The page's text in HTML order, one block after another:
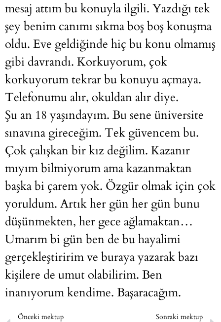
mesaj attım bu konuyla ilgili. Yazdığı tek
şey benim canımı sıkma boş boş konuşma
oldu. Eve geldiğinde hiç bu konu olmamış
gibi davrandı. Korkuyorum, çok
korkuyorum tekrar bu konuyu açmaya.
Telefonumu alır, okuldan alır diye.
Şu an 18 yaşındayım. Bu sene üniversite
sınavına gireceğim. Tek güvencem bu.
Çok çalışkan bir kız değilim. Kazanır
mıyım bilmiyorum ama kazanmaktan
başka bi çarem yok. Özgür olmak için çok
yoruldum. Artık her gün her gün bunu
düşünmekten, her gece ağlamaktan…
Umarım bi gün ben de bu hayalimi
gerçekleştiririm ve buraya yazarak bazı
kişilere de umut olabilirim. Ben
inanıyorum kendime. Başaracağım.
Önceki mektup Sonraki mektup